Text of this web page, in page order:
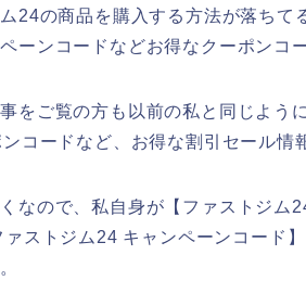
24の商品を購入する方法が落ちて
ーンコードなどお得なクーポンコ
をご覧の方も以前の私と同じよう
コードなど、お得な割引セール情
なので、私自身が【ファストジム
ストジム24 キャンペーンコード